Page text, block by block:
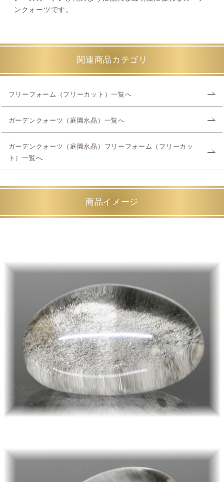
ンクォーツです。
関連商品カテゴリ
フリーフォーム（フリーカット）一覧へ
ガーデンクォーツ（庭園水晶）一覧へ
ガーデンクォーツ（庭園水晶）フリーフォーム（フリーカッ
ト）一覧へ
商品イメージ